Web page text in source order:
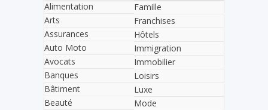
Alimentation
Arts
Assurances
Auto Moto
Avocats
Banques
Bâtiment
Beauté
Famille
Franchises
Hôtels
Immigration
Immobilier
Loisirs
Luxe
Mode